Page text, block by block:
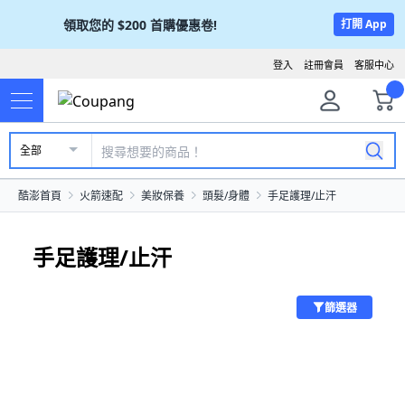
領取您的 $200 首購優惠卷! 打開 App
客服中心
註冊會員
登入
全部
酷澎首頁 火箭速配 美妝保養 頭髮/身體 手足護理/止汗
手足護理/止汗
篩選器